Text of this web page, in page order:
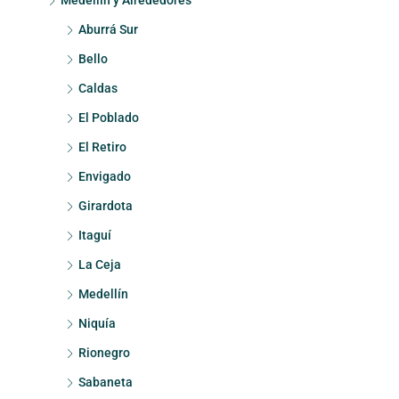
Aburrá Sur
Bello
Caldas
El Poblado
El Retiro
Envigado
Girardota
Itaguí
La Ceja
Medellín
Niquía
Rionegro
Sabaneta